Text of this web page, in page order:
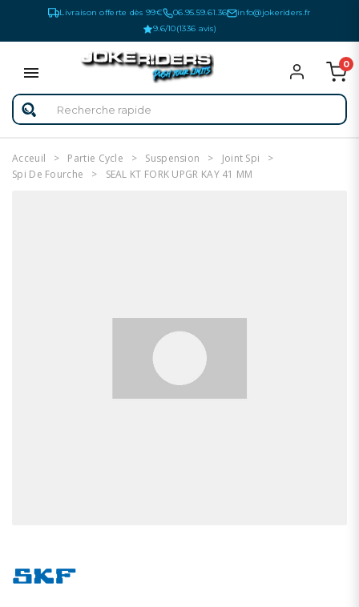
Livraison offerte dès 99€ 06.95.59.61.36
info@jokeriders.fr
9.6/10(1336 avis)
0
Acceuil Partie Cycle Suspension
Joint Spi
Spi De Fourche
SEAL KT FORK UPGR KAY 41 MM